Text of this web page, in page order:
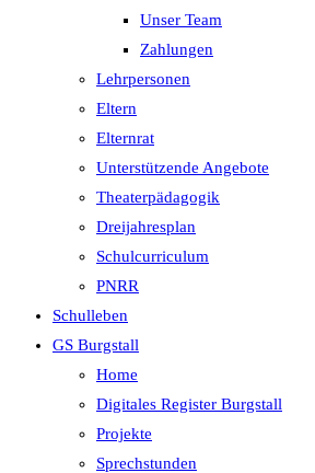
Unser Team
Zahlungen
Lehrpersonen
Eltern
Elternrat
Unterstützende Angebote
Theaterpädagogik
Dreijahresplan
Schulcurriculum
PNRR
Schulleben
GS Burgstall
Home
Digitales Register Burgstall
Projekte
Sprechstunden